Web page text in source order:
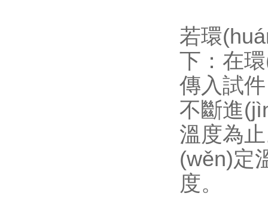
若環
下：在
傳入試件
不斷進
溫度為止
(wěn)定
度。